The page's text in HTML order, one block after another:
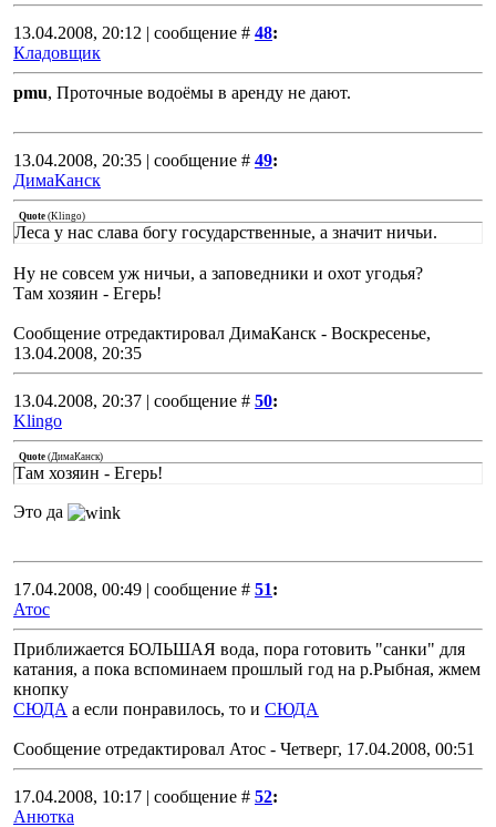
13.04.2008, 20:12 | сообщение # 48:
Кладовщик
pmu, Проточные водоёмы в аренду не дают.
13.04.2008, 20:35 | сообщение # 49:
ДимаКанск
Quote (Klingo)
Леса у нас слава богу государственные, а значит ничьи.
Ну не совсем уж ничьи, а заповедники и охот угодья?
Там хозяин - Егерь!
Сообщение отредактировал ДимаКанск - Воскресенье,
13.04.2008, 20:35
13.04.2008, 20:37 | сообщение # 50:
Klingo
Quote (ДимаКанск)
Там хозяин - Егерь!
Это да
17.04.2008, 00:49 | сообщение # 51:
Атос
Приближается БОЛЬШАЯ вода, пора готовить "санки" для
катания, а пока вспоминаем прошлый год на р.Рыбная, жмем
кнопку
СЮДА а если понравилось, то и СЮДА
Сообщение отредактировал Атос - Четверг, 17.04.2008, 00:51
17.04.2008, 10:17 | сообщение # 52:
Анютка